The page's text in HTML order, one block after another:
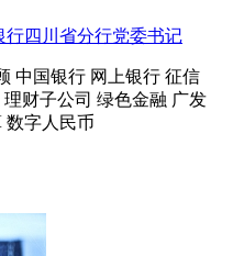
行四川省分行党委书记
中国银行 网上银行 征信
理财子公司 绿色金融 广发
数字人民币